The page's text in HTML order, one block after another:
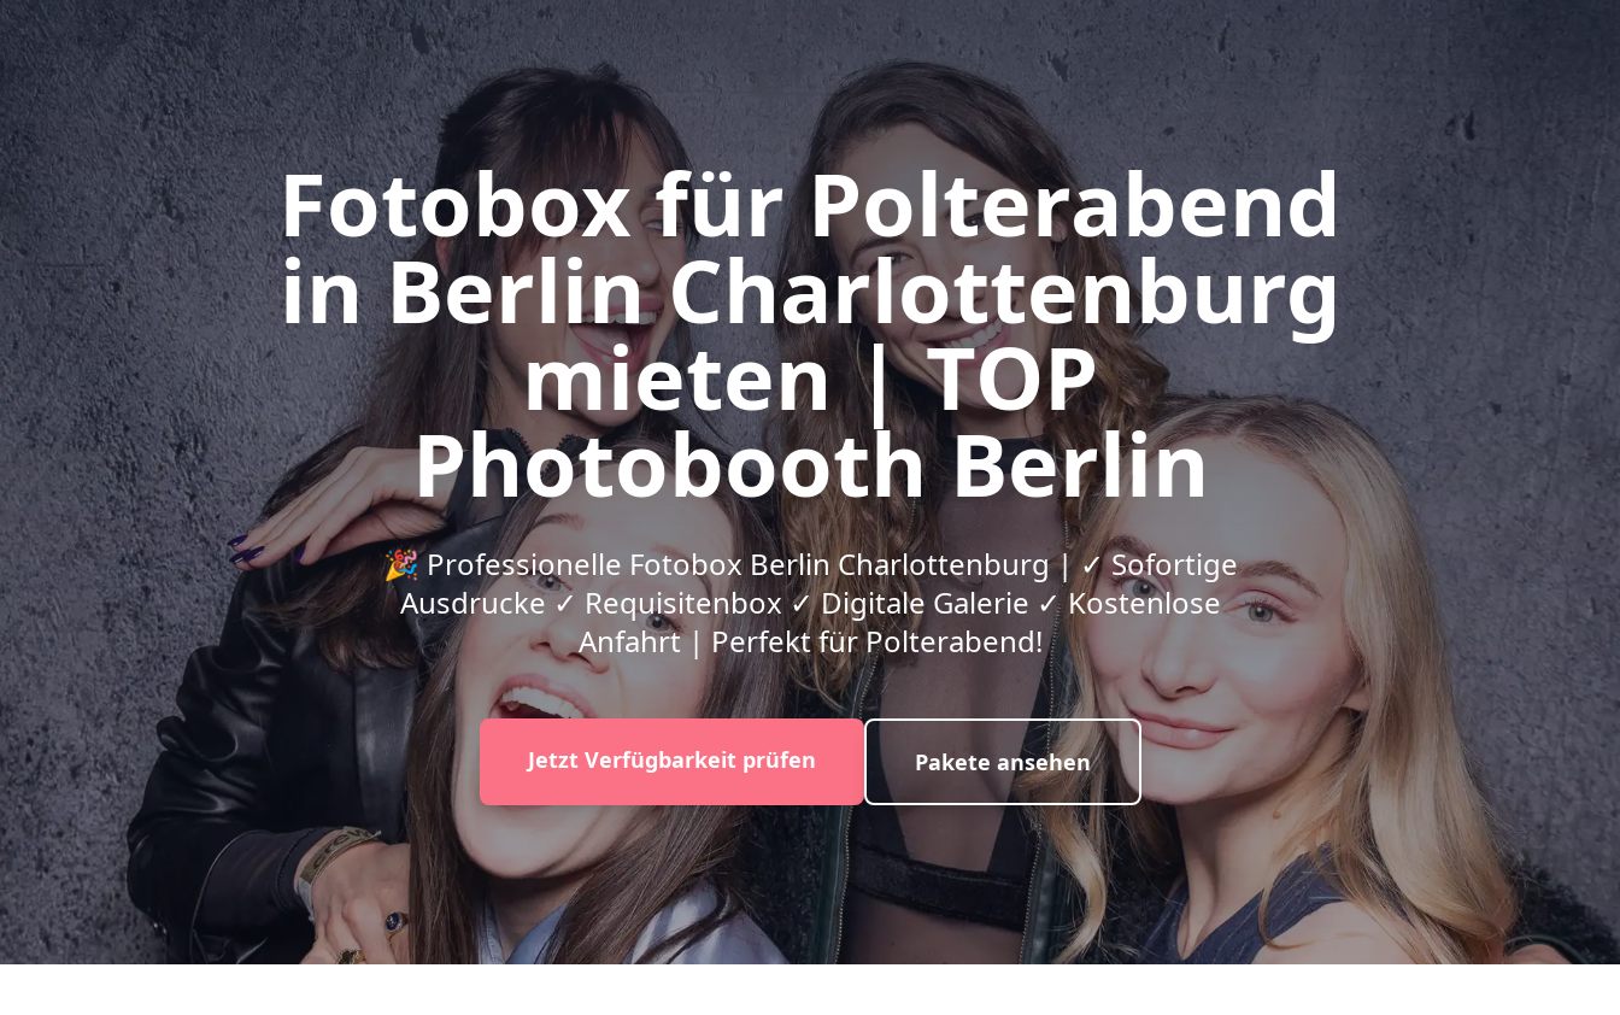
Fotobox für Polterabend
in Berlin Charlottenburg
mieten | TOP
Photobooth Berlin
🎉 Professionelle Fotobox Berlin Charlottenburg | ✓ Sofortige
Ausdrucke ✓ Requisitenbox ✓ Digitale Galerie ✓ Kostenlose
Anfahrt | Perfekt für Polterabend!
Jetzt Verfügbarkeit prüfen Pakete ansehen